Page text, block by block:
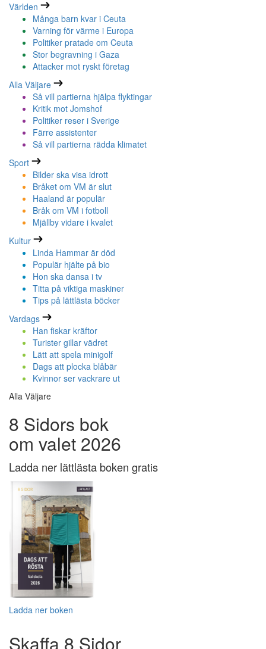
Världen
Många barn kvar i Ceuta
Varning för värme i Europa
Politiker pratade om Ceuta
Stor begravning i Gaza
Attacker mot ryskt företag
Alla Väljare
Så vill partierna hjälpa flyktingar
Kritik mot Jomshof
Politiker reser i Sverige
Färre assistenter
Så vill partierna rädda klimatet
Sport
Bilder ska visa idrott
Bråket om VM är slut
Haaland är populär
Bråk om VM i fotboll
Mjällby vidare i kvalet
Kultur
Linda Hammar är död
Populär hjälte på bio
Hon ska dansa i tv
Titta på viktiga maskiner
Tips på lättlästa böcker
Vardags
Han fiskar kräftor
Turister gillar vädret
Lätt att spela minigolf
Dags att plocka blåbär
Kvinnor ser vackrare ut
Alla Väljare
8 Sidors bok
om valet 2026
Ladda ner lättlästa boken gratis
Ladda ner boken
Skaffa 8 Sidor